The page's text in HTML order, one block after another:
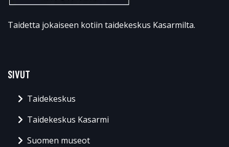
Taidetta jokaiseen kotiin taidekeskus Kasarmilta.
SIVUT
Taidekeskus
Taidekeskus Kasarmi
Suomen museot